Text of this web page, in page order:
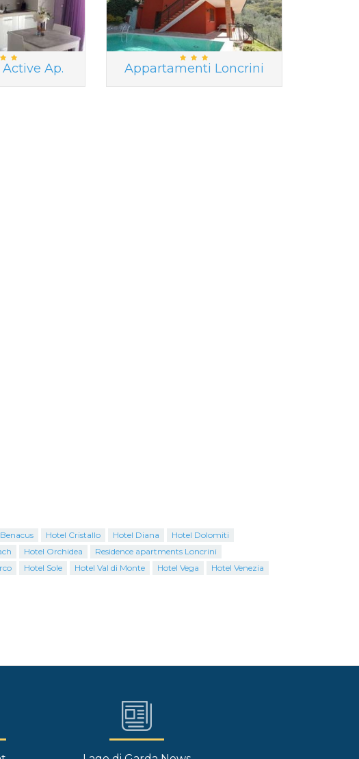
Ap. Appartamenti Loncrini
Hotel Cristallo Hotel Diana
Hotel Dolomiti
Hotel Orchidea
Residence apartments Loncrini
Hotel Sole Hotel Val di Monte Hotel Vega
Hotel Venezia